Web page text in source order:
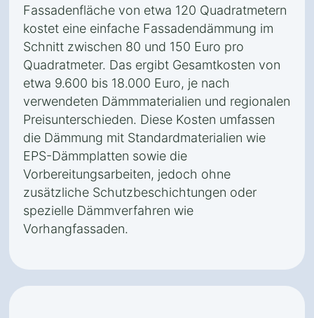
Fassadenfläche von etwa 120 Quadratmetern
kostet eine einfache Fassadendämmung im
Schnitt zwischen 80 und 150 Euro pro
Quadratmeter. Das ergibt Gesamtkosten von
etwa 9.600 bis 18.000 Euro, je nach
verwendeten Dämmmaterialien und regionalen
Preisunterschieden. Diese Kosten umfassen
die Dämmung mit Standardmaterialien wie
EPS-Dämmplatten sowie die
Vorbereitungsarbeiten, jedoch ohne
zusätzliche Schutzbeschichtungen oder
spezielle Dämmverfahren wie
Vorhangfassaden.